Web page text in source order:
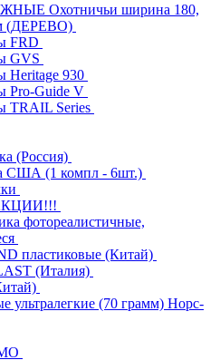
Охотничьи ширина 180,
(ДЕРЕВО)
FRD
GVS
Heritage 930
Pro-Guide V
TRAIL Series
(Россия)
США (1 компл - 6шт.)
фотореалистичные,
пластиковые (Китай)
(Италия)
ультралегкие (70 грамм) Норс-